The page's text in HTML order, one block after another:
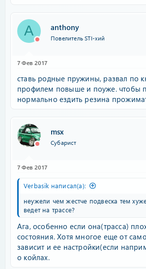
A anthony
Повелитель STI-хий
7 Фев 2017
ставь родные пружины, развал по
профилем повыше и поуже. чтобы
нормально ездить резина
msx
Субарист
7 Фев 2017
Verbasik написал(а):
неужели чем жестче подвеска тем
ведет на трассе?
Ага, особенно если она(трасса)
состояния. Хотя многое еще от
зависит и ее настройки(если
о койлах.